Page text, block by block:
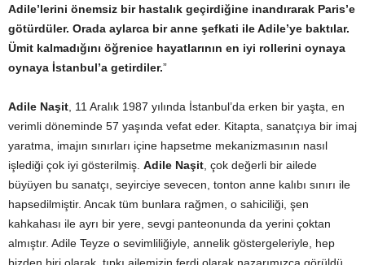
Adile’lerini önemsiz bir hastalık geçirdiğine inandırarak Paris’e
götürdüler. Orada aylarca bir anne şefkati ile Adile’ye baktılar.
Ümit kalmadığını öğrenice hayatlarının en iyi rollerini oynaya
oynaya İstanbul’a getirdiler.”
Adile Naşit , 11 Aralık 1987 yılında İstanbul’da erken bir yaşta, en
verimli döneminde 57 yaşında vefat eder. Kitapta, sanatçıya bir imaj
yaratma, imajın sınırları içine hapsetme mekanizmasının nasıl
işlediği çok iyi gösterilmiş. Adile Naşit , çok değerli bir ailede
büyüyen bu sanatçı, seyirciye sevecen, tonton anne kalıbı sınırı ile
hapsedilmiştir. Ancak tüm bunlara rağmen, o sahiciliği, şen
kahkahası ile ayrı bir yere, sevgi panteonunda da yerini çoktan
almıştır. Adile Teyze o sevimliliğiyle, annelik göstergeleriyle, hep
bizden biri olarak, tıpkı ailemizin ferdi olarak nazarımızca görüldü,